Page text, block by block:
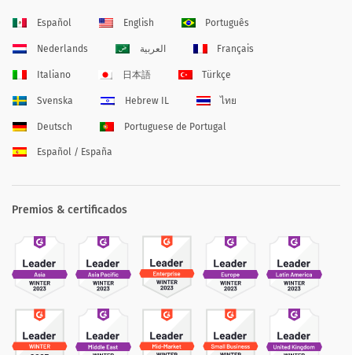
Español English Português
Nederlands العربية Français
Italiano 日本語 Türkçe
Svenska Hebrew IL ไทย
Deutsch Portuguese de Portugal
Español / España
Premios & certificados